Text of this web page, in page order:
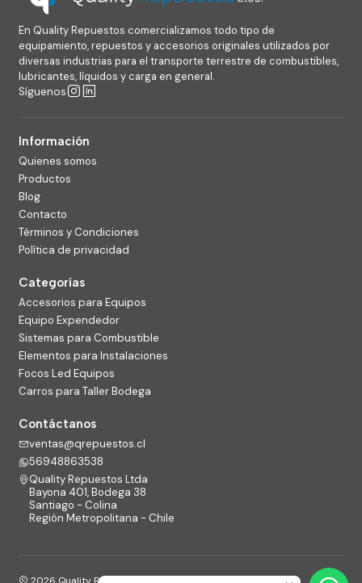
En Quality Repuestos comercializamos todo tipo de
equipamiento, repuestos y accesorios originales utilizados por
diversas industrias para el transporte terrestre de combustibles,
lubricantes, líquidos y carga en general.
Síguenos
Información
Quienes somos
Productos
Blog
Contacto
Términos y Condiciones
Política de privacidad
Categorías
Accesorios para Equipos
Equipo Expendedor
Sistemas para Combustible
Elementos para Instalaciones
Focos Led Equipos
Carros para Taller Bodega
Contáctanos
ventas@qrepuestos.cl
56948863538
Quality Repuestos Ltda
Bayona 401, Bodega 38
Santiago - Colina
Región Metropolitana - Chile